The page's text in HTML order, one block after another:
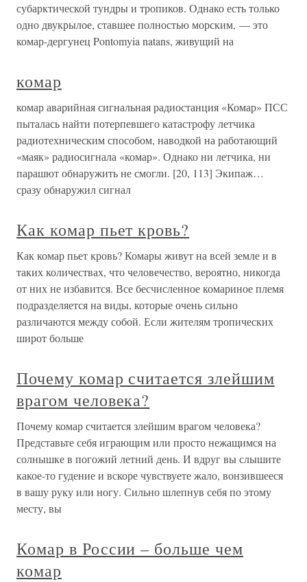
субарктической тундры и тропиков. Однако есть только
одно двукрылое, ставшее полностью морским, — это
комар-дергунец Pontomyia natans, живущий на
комар
комар аварийная сигнальная радиостанция «Комар» ПСС
пыталась найти потерпевшего катастрофу летчика
радиотехническим способом, наводкой на работающий
«маяк» радиосигнала «комар». Однако ни летчика, ни
парашют обнаружить не смогли. [20, 113] Экипаж…
сразу обнаружил сигнал
Как комар пьет кровь?
Как комар пьет кровь? Комары живут на всей земле и в
таких количествах, что человечество, вероятно, никогда
от них не избавится. Все бесчисленное комариное племя
подразделяется на виды, которые очень сильно
различаются между собой. Если жителям тропических
широт больше
Почему комар считается злейшим
врагом человека?
Почему комар считается злейшим врагом человека?
Представьте себя играющим или просто нежащимся на
солнышке в погожий летний день. И вдруг вы слышите
какое-то гудение и вскоре чувствуете жало, вонзившееся
в вашу руку или ногу. Сильно шлепнув себя по этому
месту, вы
Комар в России – больше чем
комар